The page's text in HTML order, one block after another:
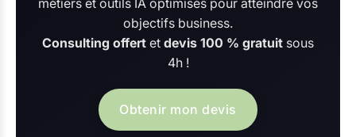
métiers et outils IA optimisés pour atteindre vos
objectifs business.
Consulting offert et devis 100 % gratuit sous
4h !
Obtenir mon devis